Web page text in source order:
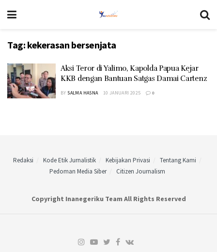
Tag: kekerasan bersenjata
Aksi Teror di Yalimo, Kapolda Papua Kejar
KKB dengan Bantuan Satgas Damai Cartenz
BY SALMA HASNA 10 JANUARI 2025 0
Redaksi Kode Etik Jurnalistik Kebijakan Privasi
Tentang Kami
Pedoman Media Siber
Citizen Journalism
Copyright Inanegeriku Team All Rights Reserved